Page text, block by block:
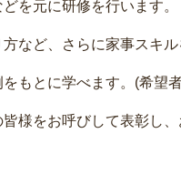
を元に研修を行います。
など、さらに家事スキ
もとに学べます。(希望
様をお呼びして表彰し